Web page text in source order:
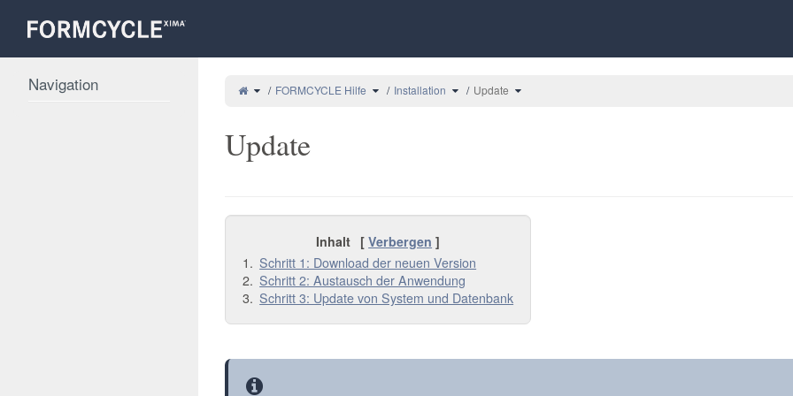
Schalte den übergeordneten Baum von Update um.
FORMCYCLE Hilfe Schalte den Verzeichnisbaum unter FORMCYCLE Hilfe um.
Installation Schalte den Verzeichnisbaum unter Installation um.
Update Schalte den Verzeichnisbaum unter Update um.
Update
Inhalt [Verbergen ]
Schritt 1: Download der neuen Version
Schritt 2: Austausch der Anwendung
Schritt 3: Update von System und Datenbank
Navigation